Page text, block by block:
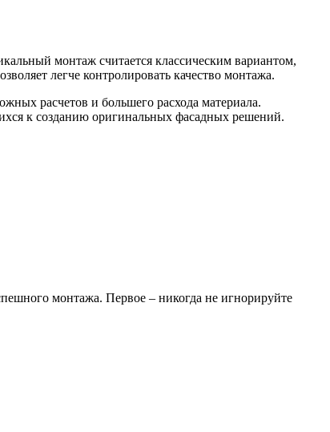
монтаж считается классическим вариантом,
легче контролировать качество монтажа.
расчетов и большего расхода материала.
к созданию оригинальных фасадных решений.
монтажа. Первое – никогда не игнорируйте